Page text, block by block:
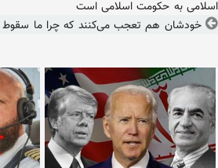
اسلامی به حکومت اسلامی است
خودشان هم تعجب می‌کنند که چرا ما سقوط